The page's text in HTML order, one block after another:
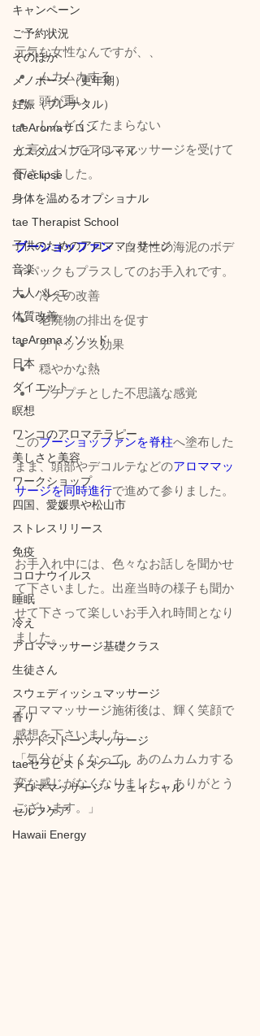
キャンペーン
ご予約状況
そのほか
メノポーズ（更年期）
妊娠（プレナタル）
taeAromaサロン
カスタム・フェイシャル
食/eclipse
身体を温めるオプショナル
tae Therapist School
子供のためのアロママッサージ
音楽
大人バレエ
体質改善
taeAromaメソッド
日本
ダイエット
瞑想
ワンコのアロマテラピー
美しさと美容
ワークショップ
四国、愛媛県や松山市
ストレスリリース
免疫
コロナウイルス
睡眠
冷え
アロママッサージ基礎クラス
生徒さん
スウェディッシュマッサージ
香り
ホットストーンマッサージ
taeセラピストスクール
アロママッサージ・フェイシャル
セルフケア
Hawaii Energy
元気な女性なんですが、、
ムカムカする
頭が重い
しんどくてたまらない
と言うわけでアロママッサージを受けて
下さいました。
ブーショッファン：自発性の海泥のボデ
ィパックもプラスしてのお手入れです。
冷えの改善
老廃物の排出を促す
デトックス効果
穏やかな熱
プチプチとした不思議な感覚
このブーショッファンを脊柱へ塗布した
まま、頭部やデコルテなどのアロママッ
サージを同時進行で進めて参りました。
お手入れ中には、色々なお話しを聞かせ
て下さいました。出産当時の様子も聞か
せて下さって楽しいお手入れ時間となり
ました。
アロママッサージ施術後は、輝く笑顔で
感想を下さいました。
「気分がよくなって、あのムカムカする
変な感じがなくなりました。ありがとう
ございます。」